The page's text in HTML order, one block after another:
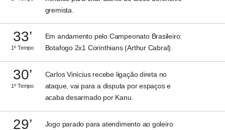
gremista.
33’
1º Tempo
Em andamento pelo Campeonato Brasileiro:
Botafogo 2x1 Corinthians (Arthur Cabral).
30’
1º Tempo
Carlos Vinícius recebe ligação direta no
ataque, vai para a disputa por espaços e
acaba desarmado por Kanu.
29’
Jogo parado para atendimento ao goleiro